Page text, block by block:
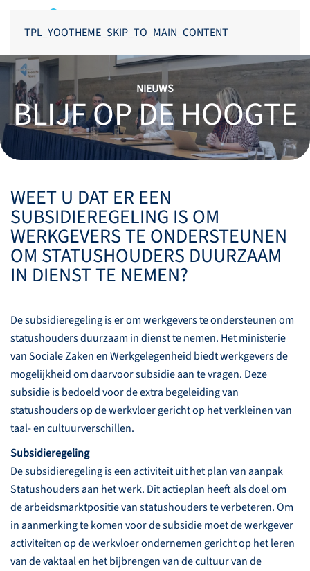
TPL_YOOTHEME_SKIP_TO_MAIN_CONTENT
NIEUWS
BLIJF OP DE HOOGTE
WEET U DAT ER EEN
SUBSIDIEREGELING IS OM
WERKGEVERS TE ONDERSTEUNEN
OM STATUSHOUDERS DUURZAAM
IN DIENST TE NEMEN?
De subsidieregeling is er om werkgevers te ondersteunen om
statushouders duurzaam in dienst te nemen. Het ministerie
van Sociale Zaken en Werkgelegenheid biedt werkgevers de
mogelijkheid om daarvoor subsidie aan te vragen. Deze
subsidie is bedoeld voor de extra begeleiding van
statushouders op de werkvloer gericht op het verkleinen van
taal- en cultuurverschillen.
Subsidieregeling
De subsidieregeling is een activiteit uit het plan van aanpak
Statushouders aan het werk. Dit actieplan heeft als doel om
de arbeidsmarktpositie van statushouders te verbeteren. Om
in aanmerking te komen voor de subsidie moet de werkgever
activiteiten op de werkvloer ondernemen gericht op het leren
van de vaktaal en het bijbrengen van de cultuur van de